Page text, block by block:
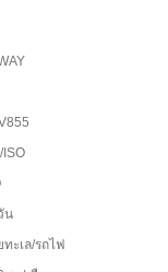
ISO
น
ทะเล/รถไฟ